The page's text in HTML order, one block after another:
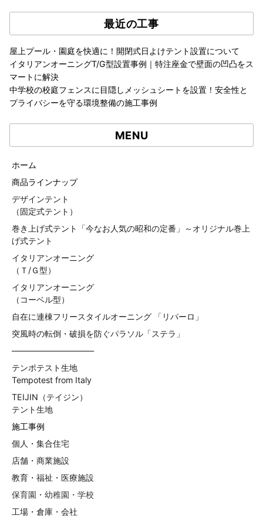
最近の工事
屋上プール・園庭を快適に！開閉式日よけテント設置について
イタリアンオーニングT/G型設置事例｜特注座金で壁面の凹凸をス
マートに解決
中学校の校庭フェンスに目隠しメッシュシートを設置！安全性と
プライバシーを守る環境整備の施工事例
MENU
ホーム
商品ラインナップ
デザインテント
（固定式テント）
巻き上げ式テント「今なお人気の昭和の定番」～オリジナル巻上
げ式テント
イタリアンオーニング
（Ｔ/Ｇ型）
イタリアンオーニング
（コーベル型）
自在に連棟フリースタイルオーニング 「リパーロ」
突風時の転倒・破損を防ぐパラソル「ステラ」
——————————
テンポテスト生地
Tempotest from Italy
TEIJIN（テイジン）
テント生地
施工事例
個人・集合住宅
店舗・商業施設
教育・福祉・医療施設
保育園・幼稚園・学校
工場・倉庫・会社